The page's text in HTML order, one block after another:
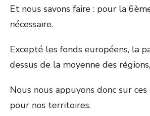
Et nous savons faire : pour la 6
nécessaire.
Excepté les fonds européens, la
dessus de la moyenne des
Nous nous appuyons donc sur
pour nos territoires.